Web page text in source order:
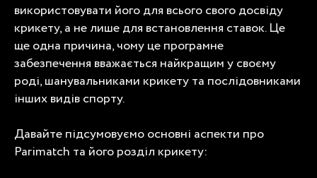
використовувати його для всього свого досвіду
крикету, а не лише для встановлення ставок. Це
ще одна причина, чому це програмне
забезпечення вважається найкращим у своєму
роді, шанувальниками крикету та послідовниками
інших видів спорту.
Давайте підсумовуємо основні аспекти про
Parimatch та його розділ крикету: